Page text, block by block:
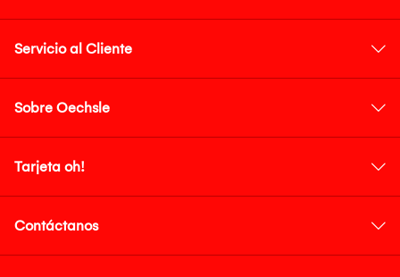
Servicio al Cliente
Sobre Oechsle
Tarjeta oh!
Contáctanos